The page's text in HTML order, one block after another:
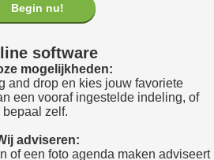
Begin nu!
software
mogelijkheden:
and drop en kies jouw favoriete
een vooraf ingestelde indeling, of
bepaal zelf.
adviseren:
of een foto agenda maken adviseert